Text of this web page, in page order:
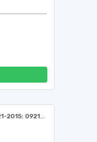
Мастильні засоби, код за ДК: 021-2015: 09210000-4 Мастильні засоби